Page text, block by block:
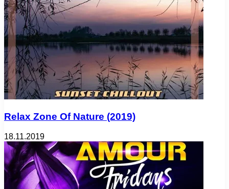
Relax Zone Of Nature (2019)
18.11.2019